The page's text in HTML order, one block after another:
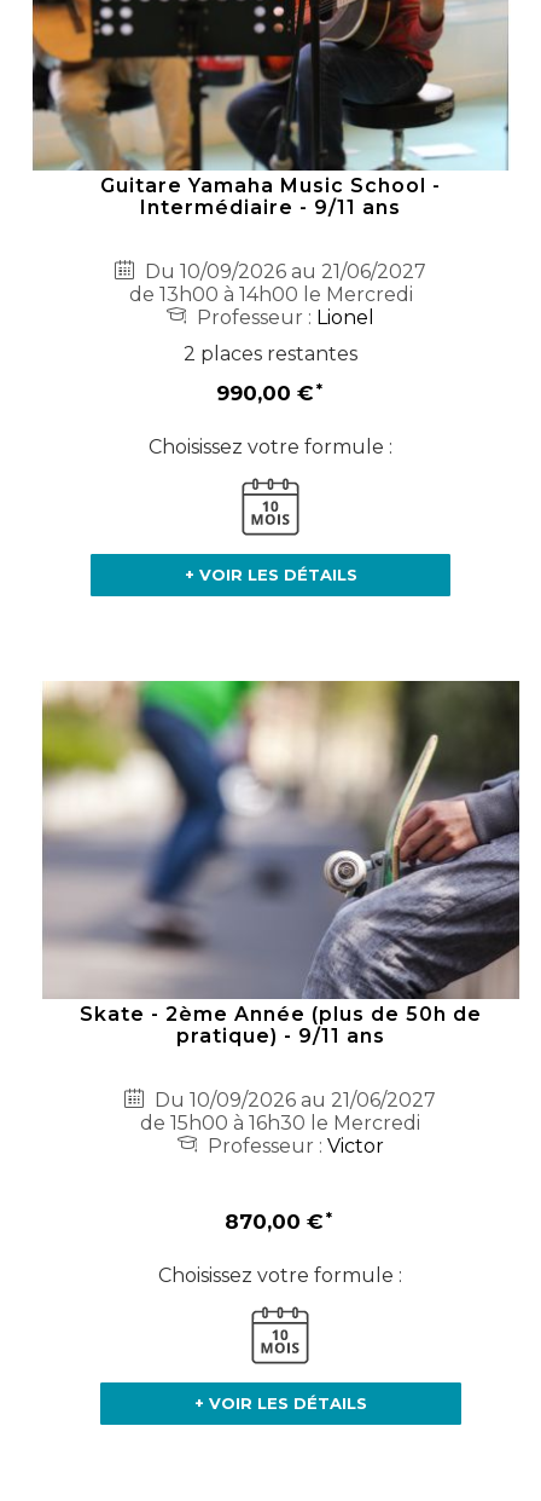
Guitare Yamaha Music School -
Intermédiaire - 9/11 ans
Du 10/09/2026 au 21/06/2027
de 13h00 à 14h00 le Mercredi
Professeur : Lionel
2 places restantes
990,00 €
Choisissez votre formule :
+ VOIR LES DÉTAILS
Skate - 2ème Année (plus de 50h de
pratique) - 9/11 ans
Du 10/09/2026 au 21/06/2027
de 15h00 à 16h30 le Mercredi
Professeur : Victor
870,00 €
Choisissez votre formule :
+ VOIR LES DÉTAILS